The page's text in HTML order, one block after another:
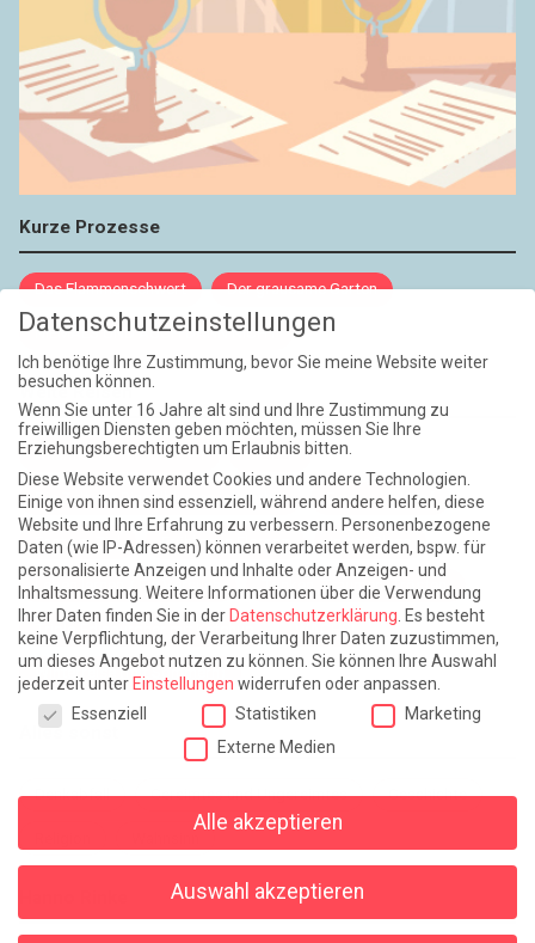
Kurze Prozesse
Das Flammenschwert Der grausame Garten
NIEMALS UND AUCH DANN NICHT
Weite Reisen
Atlantische Turbulenzen DIE ELF
Die Zeit der Ringelblumen ist vorbei Europa im Kopf
Fast am Ziel Frühling in Florenz In der Blase
Leben lernen / Ein Versuch Trinken. Träumen. Trösten.
Triple-Edinburgher mit Ketchup WACHS!
Winterreise (mit Sommern)
Alles sonst
Denkabfall Gereimtes und Ungereimtes Geschichte
Datenschutzeinstellungen
Ich benötige Ihre Zustimmung, bevor Sie meine Website weiter
besuchen können.
Wenn Sie unter 16 Jahre alt sind und Ihre Zustimmung zu
freiwilligen Diensten geben möchten, müssen Sie Ihre
Erziehungsberechtigten um Erlaubnis bitten.
Diese Website verwendet Cookies und andere Technologien.
Einige von ihnen sind essenziell, während andere helfen, diese
Website und Ihre Erfahrung zu verbessern. Personenbezogene
Daten (wie IP-Adressen) können verarbeitet werden, bspw. für
personalisierte Anzeigen und Inhalte oder Anzeigen- und
Inhaltsmessung. Weitere Informationen über die Verwendung
Ihrer Daten finden Sie in der Datenschutzerklärung Es besteht
keine Verpflichtung, der Verarbeitung Ihrer Daten zuzustimmen,
um dieses Angebot nutzen zu können. Sie können Ihre Auswahl
jederzeit unter Einstellungen widerrufen oder anpassen.
Datenschutzeinstellungen
Essenziell Statistiken
Marketing
Externe Medien
Alle akzeptieren
Auswahl akzeptieren